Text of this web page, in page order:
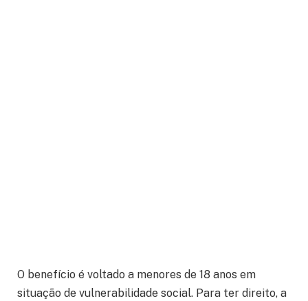
O benefício é voltado a menores de 18 anos em
situação de vulnerabilidade social. Para ter direito, a